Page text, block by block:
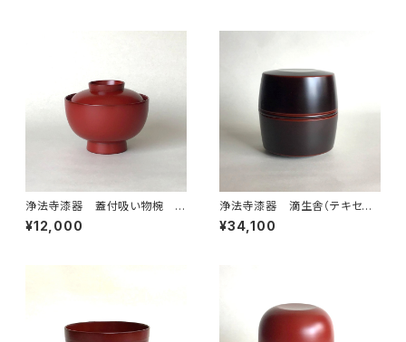
浄法寺漆器 蓋付吸い物椀
朱 訳あり
¥12,000
浄法寺漆器 滴生舎（テキセイ
シャ） 弁当箱（角）溜
¥34,100